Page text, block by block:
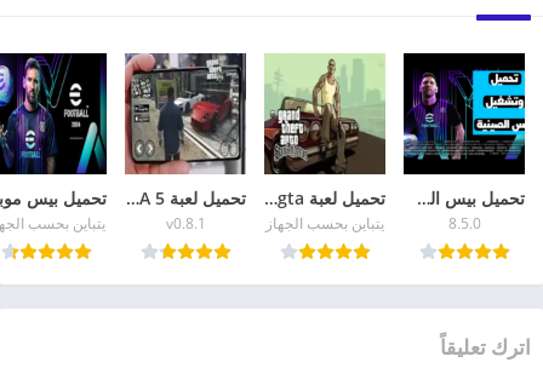
تحميل بيس الصينية eFootball China 2026 أحدث إصدار
8.5.0
تحميل لعبة gta للهاتف GTA San Andreas للاندرويد
يتباين بحسب الجهاز
تحميل لعبة GTA 5 للاندرويد apk + data الاصلية برابط مباشر
v0.8.1 يتباين بحسب
اترك تعليقاً